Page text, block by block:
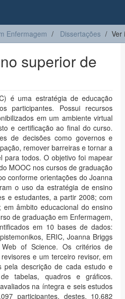
Enfermagem Dissertações Ver
superior de
é uma estratégia de educação
participantes. Possui recursos
em um ambiente virtual
e certificação ao final do curso.
de decisões como governos e
remover barreiras e tornar a
para todos. O objetivo foi mapear
MOOC nos cursos de graduação
conforme orientações do Joanna
o uso da estratégia de ensino
e estudantes, a partir 2008; com
âmbito educacional do ensino
de graduação em Enfermagem,
em 10 bases de dados:
ERIC, Joanna Briggs
of Science. Os critérios de
e um terceiro revisor, em
pela descrição de cada estudo e
tabelas, quadros e gráficos.
na íntegra e seis estudos
participantes, destes, 10.682